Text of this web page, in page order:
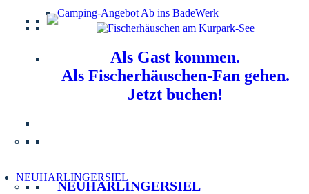
Camping-Angebot Ab ins BadeWerk
Als Gast kommen.
Als Fischerhäuschen-Fan gehen.
Jetzt buchen!
NEUHARLINGERSIEL
NEUHARLINGERSIEL